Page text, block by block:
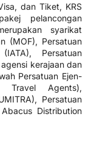
dan Tiket, KRS
pelancongan
syarikat
(MOF), Persatuan
Persatuan
kerajaan dan
Persatuan Ejen-
Travel Agents),
Persatuan
Distribution